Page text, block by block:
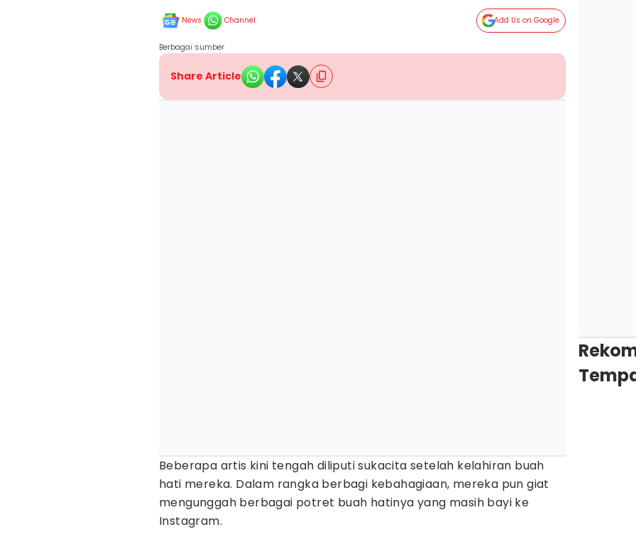
News Channel Add Us on Google
Berbagai sumber
Share Article
Beberapa artis kini tengah diliputi sukacita setelah kelahiran buah
hati mereka. Dalam rangka berbagi kebahagiaan, mereka pun giat
mengunggah berbagai potret buah hatinya yang masih bayi ke
Instagram.